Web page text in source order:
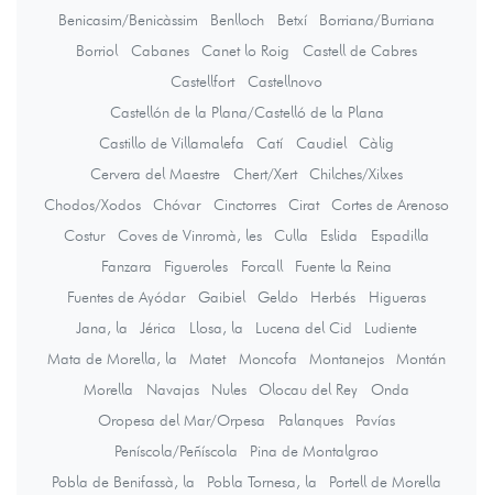
Benicasim/Benicàssim
Benlloch Betxí
Borriana/Burriana
Borriol
Cabanes Canet lo Roig
Castell de Cabres
Castellfort
Castellnovo
Castellón de la Plana/Castelló de la Plana
Castillo de Villamalefa
Catí Caudiel
Càlig
Cervera del Maestre
Chert/Xert
Chilches/Xilxes
Chodos/Xodos
Chóvar Cinctorres Cirat
Cortes de Arenoso
Costur
Coves de Vinromà, les Culla Eslida
Espadilla
Fanzara
Figueroles Forcall
Fuente la Reina
Fuentes de Ayódar
Gaibiel Geldo Herbés
Higueras
Jana, la
Jérica Llosa, la Lucena del Cid
Ludiente
Mata de Morella, la
Matet Moncofa Montanejos
Montán
Morella
Navajas Nules Olocau del Rey
Onda
Oropesa del Mar/Orpesa
Palanques
Pavías
Peníscola/Peñíscola
Pina de Montalgrao
Pobla de Benifassà, la
Pobla Tornesa, la Portell de Morella